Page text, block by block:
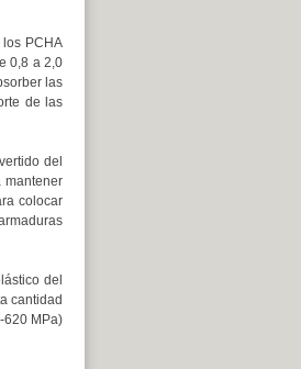
PCHA
0,8 a 2,0
las
de las
del
mantener
colocar
del
cantidad
620 MPa)